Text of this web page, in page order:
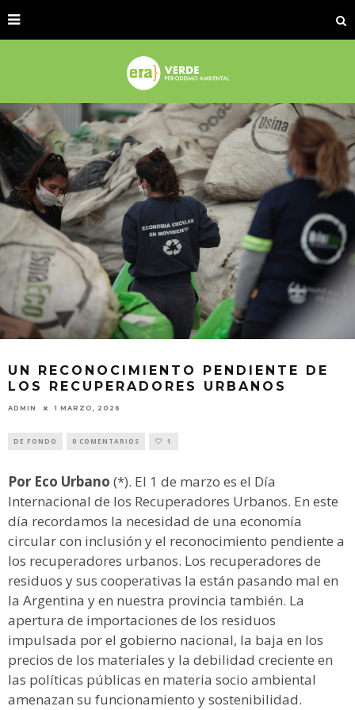
UN RECONOCIMIENTO PENDIENTE DE
LOS RECUPERADORES URBANOS
ADMIN 1 MARZO, 2026
DE FONDO 0 COMENTARIOS 1
Por Eco Urbano (*). El 1 de marzo es el Día
Internacional de los Recuperadores Urbanos. En este
día recordamos la necesidad de una economía
circular con inclusión y el reconocimiento pendiente a
los recuperadores urbanos. Los recuperadores de
residuos y sus cooperativas la están pasando mal en
la Argentina y en nuestra provincia también. La
apertura de importaciones de los residuos
impulsada por el gobierno nacional, la baja en los
precios de los materiales y la debilidad creciente en
las políticas públicas en materia socio ambiental
amenazan su funcionamiento y sostenibilidad.